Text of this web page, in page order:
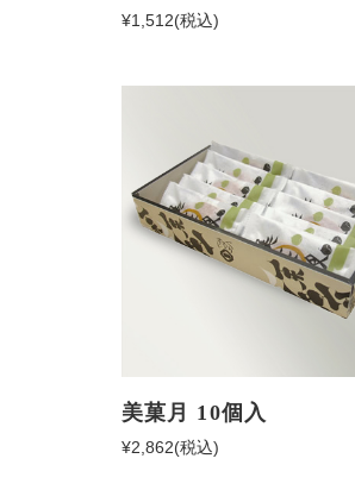
¥1,512(税込)
美菓月 10個入
¥2,862(税込)